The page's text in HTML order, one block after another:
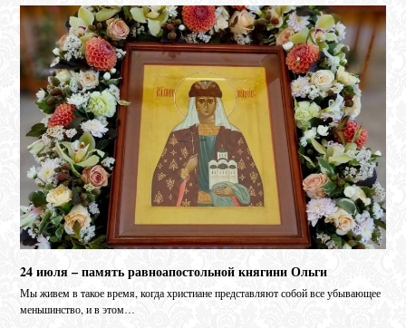
24 июля – память равноапостольной княгини Ольги
Мы живем в такое время, когда христиане представляют собой все убывающее
меньшинство, и в этом…